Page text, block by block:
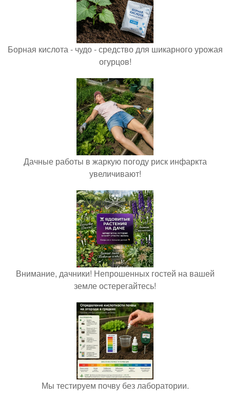
Борная кислота - чудо - средство для шикарного урожая
огурцов!
Дачные работы в жаркую погоду риск инфаркта
увеличивают!
Внимание, дачники! Непрошенных гостей на вашей
земле остерегайтесь!
Мы тестируем почву без лаборатории.